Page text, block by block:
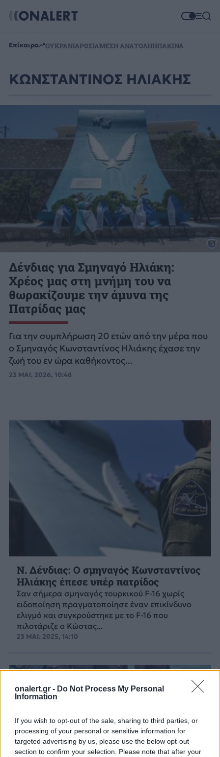
onalert.gr - Do Not Process My Personal
Information
If you wish to opt-out of the sale, sharing to third parties, or
processing of your personal or sensitive information for
targeted advertising by us, please use the below opt-out
section to confirm your selection. Please note that after your
Επίκαιρα ΟΥΚΡΑΝΙΑΡΩΣΙΑΜΕΣΗ ΑΝΑΤΟΛΗΗΠΑΚΙΝΑ
ΚΩΝΣΤΑΝΤΙΝΟΣ ΗΛΙΑΚΗΣ
Δένδιας για Σμηναγό Ηλιάκη:
Χρέος μας στη μνήμη του να
θωρακίζουμε την άμυνα της
Πατρίδας μας
Για την συμπλήρωση 20 ετών από την μέρα που
ο Σμηναγός Κωνσταντίνος Ηλιάκης έχασε την
ζωή του εν ώρα καθήκοντος...
23 ΜΑΙ. 2026, 10:48
Ν. Δένδιας: Ο σμηναγός Κωνσταντίνος
Ηλιάκης έπεσε υπέρ πατρίδος
Σαν σήμερα σμηναγός τουρκικού F-16 χωρίς
ειδοποίηση πραγματοποίησε έναν επικίνδυνο
ελιγμό και συγκρούστηκε με το F-16 που
πιλοτάριζε ο Κώστας...
23 ΜΑΙ. 2025, 14:10